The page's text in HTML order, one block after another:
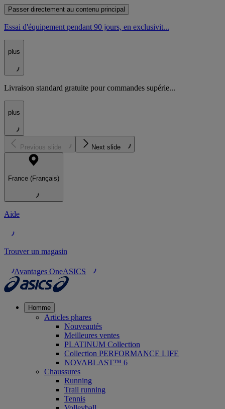
Passer directement au contenu principal
Essai d'équipement pendant 90 jours, en exclusivit...
plus
Livraison standard gratuite pour commandes supérie...
plus
Previous slide Next slide
France (Français)
Aide
Trouver un magasin
Avantages OneASICS
Homme
Articles phares
Nouveautés
Meilleures ventes
PLATINUM Collection
Collection PERFORMANCE LIFE
NOVABLAST™ 6
Chaussures
Running
Trail running
Tennis